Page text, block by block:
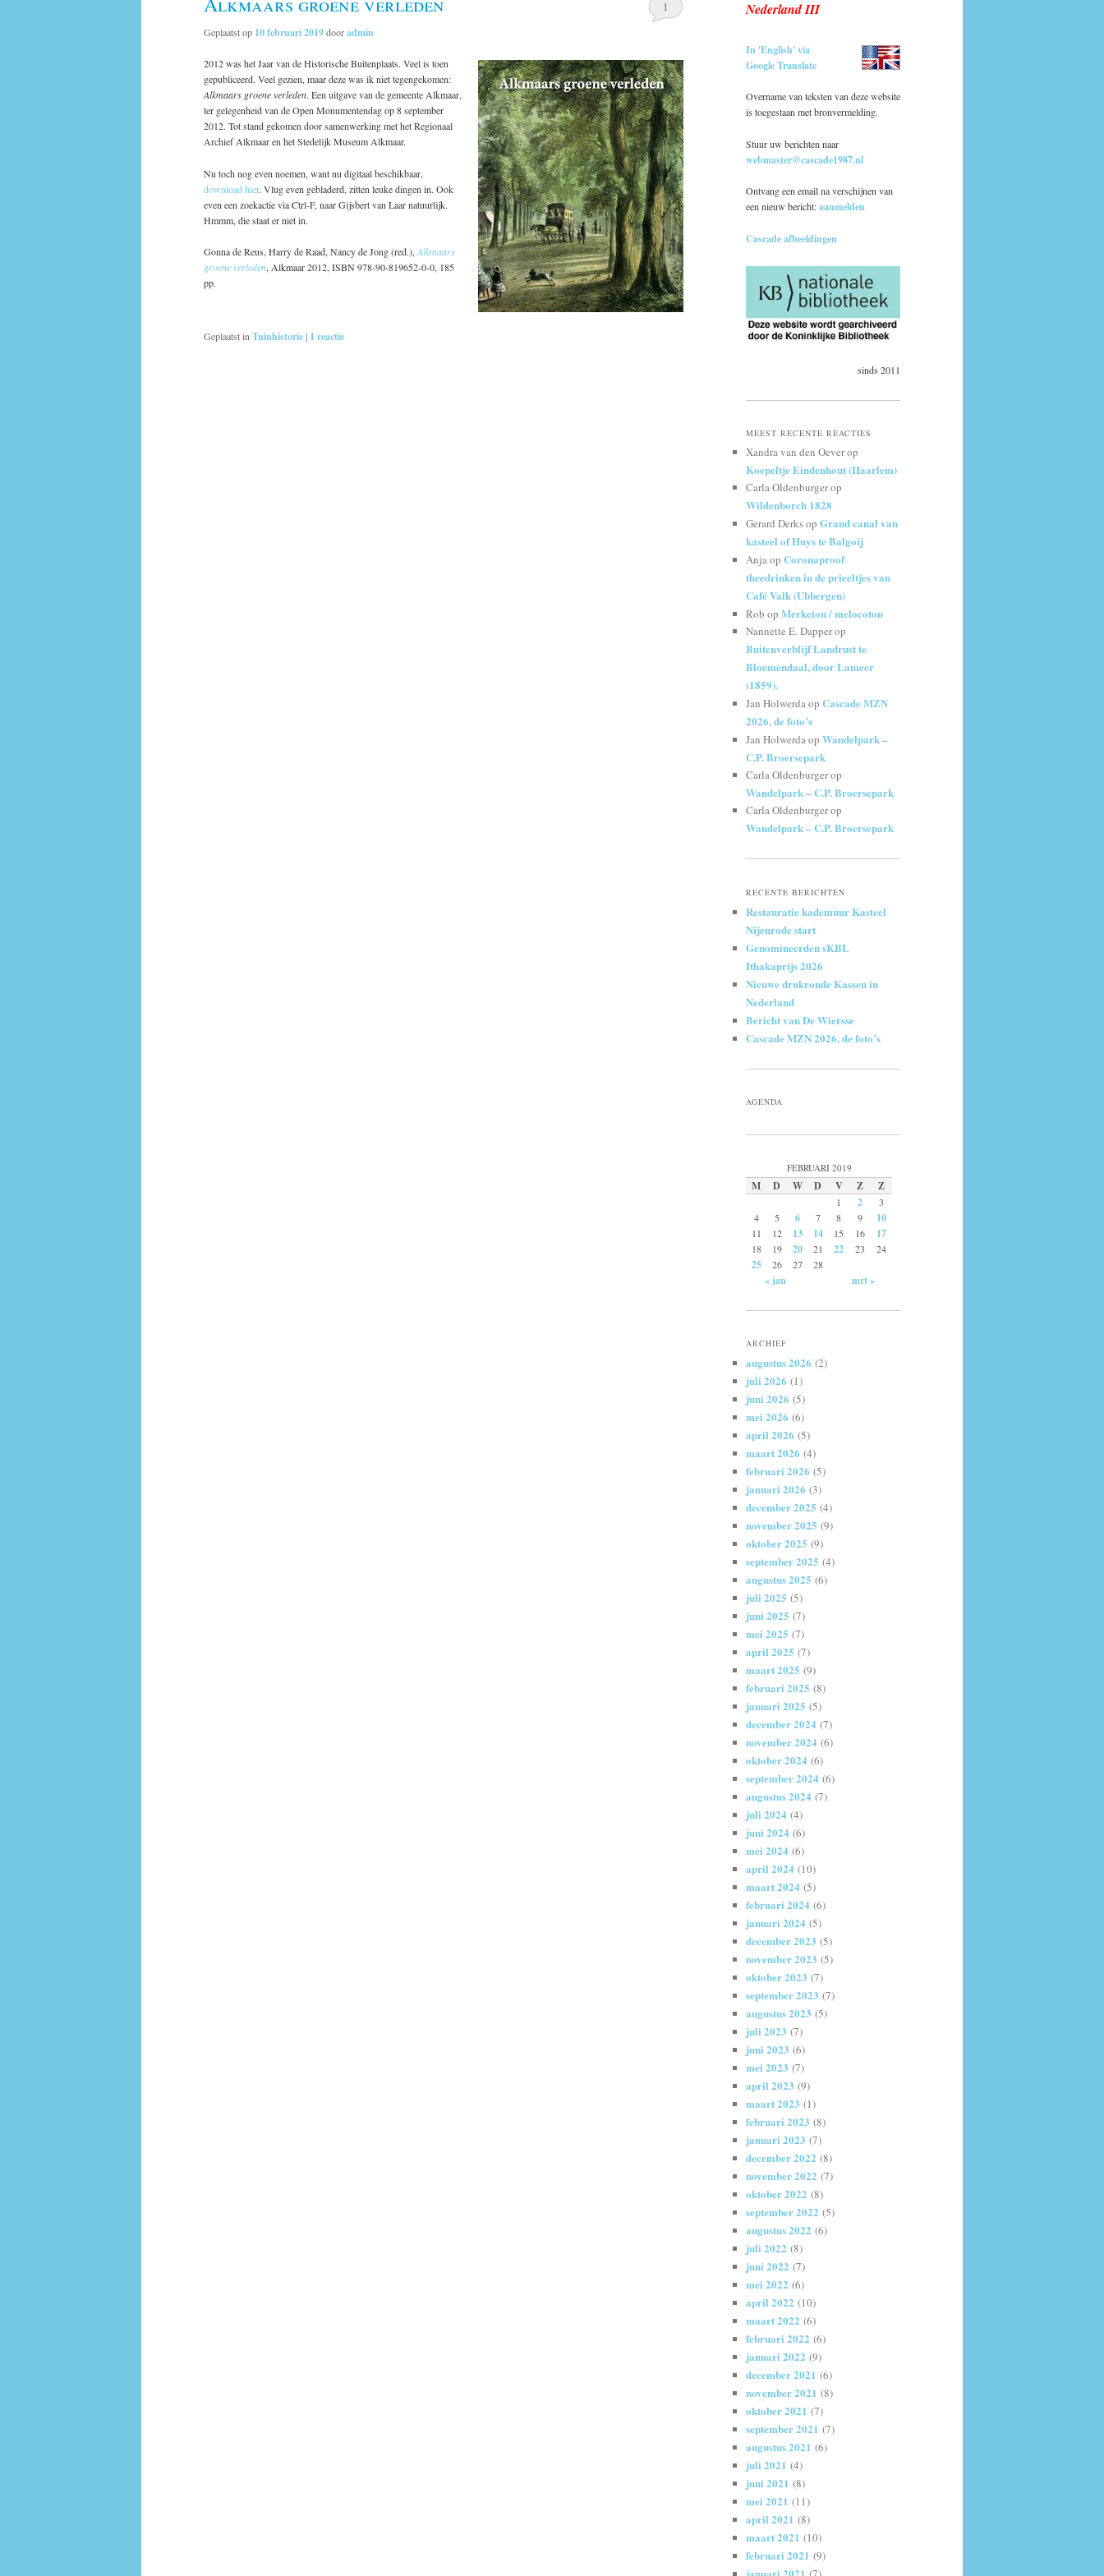
Geplaatst op 10 februari 2019dooradmin
1
2012 was het Jaar van de Historische Buitenplaats. Veel is toen
gepubliceerd. Veel gezien, maar deze was ik niet tegengekomen:
Alkmaars groene verleden. Een uitgave van de gemeente Alkmaar,
ter gelegenheid van de Open Monumentendag op 8 september
2012. Tot stand gekomen door samenwerking met het Regionaal
Archief Alkmaar en het Stedelijk Museum Alkmaar.
Nu toch nog even noemen, want nu digitaal beschikbaar,
download hier. Vlug even gebladerd, zitten leuke dingen in. Ook
even een zoekactie via Ctrl-F, naar Gijsbert van Laar natuurlijk.
Hmmm, die staat er niet in.
Gonna de Reus, Harry de Raad, Nancy de Jong (red.),Alkmaars
groene verleden, Alkmaar 2012, ISBN 978-90-819652-0-0, 185
pp.
Geplaatst in Tuinhistorie| 1 reactie
Nederland III
In 'English' via
Google Translate
Overname van teksten van deze website
is toegestaan met bronvermelding.
Stuur uw berichten naar
webmaster@cascade1987.nl
Ontvang een email na verschijnen van
een nieuw bericht:aanmelden
Cascade afbeeldingen
sinds 2011
MEEST RECENTE REACTIES
Xandra van den Oeverop
Koepeltje Eindenhout (Haarlem)
Carla Oldenburgerop
Wildenborch 1828
Gerard Derksop Grand canal van
kasteel of Huys te Balgoij
Anjaop Coronaproof
theedrinken in de prieeltjes van
Café Valk (Ubbergen)
Rob op Merketon / melocoton
Nannette E. Dapperop
Buitenverblijf Landrust te
Bloemendaal, door Lameer
(1859).
Jan Holwerdaop Cascade MZN
2026, de foto’s
Jan Holwerdaop Wandelpark –
C.P. Broersepark
Carla Oldenburgerop
Wandelpark – C.P. Broersepark
Carla Oldenburgerop
Wandelpark – C.P. Broersepark
RECENTE BERICHTEN
Restauratie kademuur Kasteel
Nijenrode start
Genomineerden sKBL
Ithakaprijs 2026
Nieuwe drukronde Kassen in
Nederland
Bericht van De Wiersse
Cascade MZN 2026, de foto’s
AGENDA
FEBRUARI 2019
M D W D V Z Z
1 2
3
4
5 6 7 8 9 10
11 12 13 14 15 16 17
18 19 20 21 22 23 24
25 26 27 28
« jan mrt »
ARCHIEF
augustus 2026 (2)
juli 2026 (1)
juni 2026 (5)
mei 2026 (6)
april 2026 (5)
maart 2026 (4)
februari 2026 (5)
januari 2026 (3)
december 2025 (4)
november 2025 (9)
oktober 2025 (9)
september 2025 (4)
augustus 2025 (6)
juli 2025 (5)
juni 2025 (7)
mei 2025 (7)
april 2025 (7)
maart 2025 (9)
februari 2025 (8)
januari 2025 (5)
december 2024 (7)
november 2024 (6)
oktober 2024 (6)
september 2024 (6)
augustus 2024 (7)
juli 2024 (4)
juni 2024 (6)
mei 2024 (6)
april 2024 (10)
maart 2024 (5)
februari 2024 (6)
januari 2024 (5)
december 2023 (5)
november 2023 (5)
oktober 2023 (7)
september 2023 (7)
augustus 2023 (5)
juli 2023 (7)
juni 2023 (6)
mei 2023 (7)
april 2023 (9)
maart 2023 (1)
februari 2023 (8)
januari 2023 (7)
december 2022 (8)
november 2022 (7)
oktober 2022 (8)
september 2022 (5)
augustus 2022 (6)
juli 2022 (8)
juni 2022 (7)
mei 2022 (6)
april 2022 (10)
maart 2022 (6)
februari 2022 (6)
januari 2022 (9)
december 2021 (6)
november 2021 (8)
oktober 2021 (7)
september 2021 (7)
augustus 2021 (6)
juli 2021 (4)
juni 2021 (8)
mei 2021 (11)
april 2021 (8)
maart 2021 (10)
februari 2021 (9)